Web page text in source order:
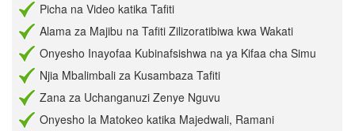
Picha na Video katika Tafiti
Alama za Majibu na Tafiti Zilizoratibiwa kwa Wakati
Onyesho Inayofaa Kubinafsishwa na ya Kifaa cha Simu
Njia Mbalimbali za Kusambaza Tafiti
Zana za Uchanganuzi Zenye Nguvu
Onyesho la Matokeo katika Majedwali, Ramani